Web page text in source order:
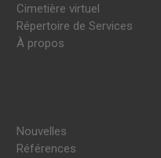
Cimetière virtuel
Répertoire de Services
À propos
Nouvelles
Références